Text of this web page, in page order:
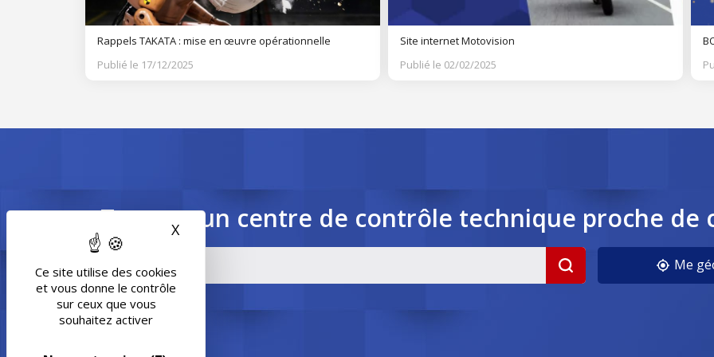
Ce site utilise des cookies
et vous donne le contrôle
sur ceux que vous
souhaitez activer
X Masquer le bandeau des cookies
Rappels TAKATA : mise en œuvre opérationnelle
Publié le 17/12/2025
Site internet Motovision
Publié le 02/02/2025
Trouvez un centre de contrôle technique proche de
Me